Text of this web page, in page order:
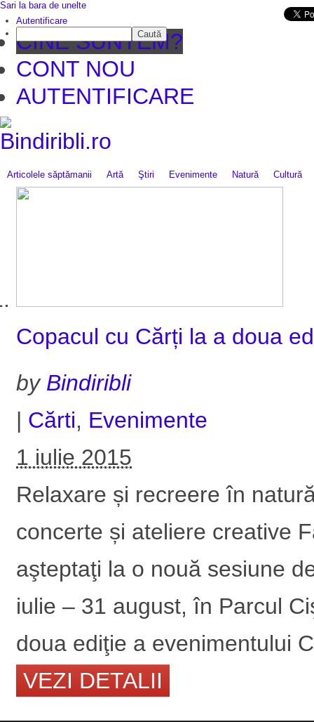
CINE SUNTEM?
CONT NOU
AUTENTIFICARE
Articolele săptămanii Artă Ştiri Evenimente Natură Cultură
Copacul cu Cărți la a doua
by Bindiribli
| Cărti, Evenimente
1 iulie 2015
Relaxare și recreere în
concerte și ateliere creative
aşteptaţi la o nouă sesiune
iulie – 31 august, în Parcul
doua ediţie a evenimentului
VEZI DETALII
Sari la bara de unelte
Autentificare
Caută